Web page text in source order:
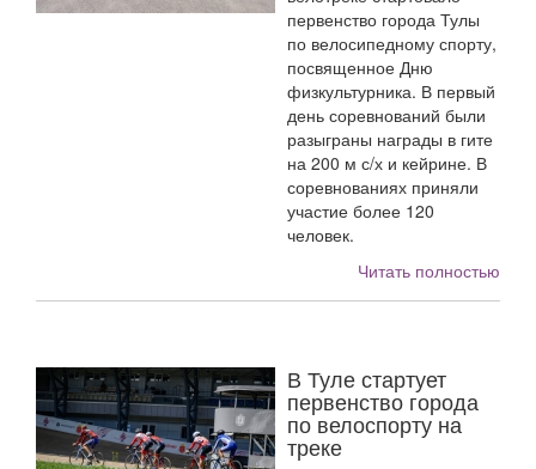
первенство города Тулы
по велосипедному спорту,
посвященное Дню
физкультурника. В первый
день соревнований были
разыграны награды в гите
на 200 м с/х и кейрине. В
соревнованиях приняли
участие более 120
человек.
Читать полностью
В Туле стартует
первенство города
по велоспорту на
треке